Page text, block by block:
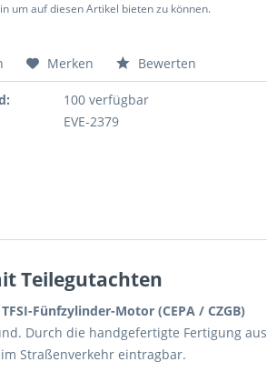
um auf diesen Artikel bieten zu können.
Merken Bewerten
100 verfügbar
EVE-2379
Teilegutachten
Fünfzylinder-Motor (CEPA / CZGB)
Durch die handgefertigte Fertigung aus
Straßenverkehr eintragbar.